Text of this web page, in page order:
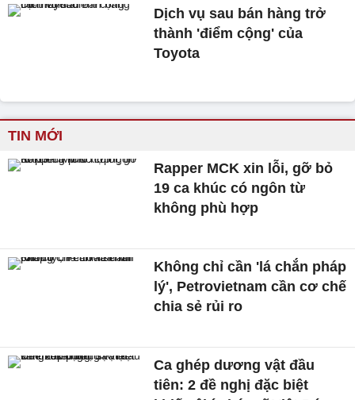
Dịch vụ sau bán hàng trở
thành 'điểm cộng' của
Toyota
TIN MỚI
Rapper MCK xin lỗi, gỡ bỏ
19 ca khúc có ngôn từ
không phù hợp
Không chỉ cần 'lá chắn pháp
lý', Petrovietnam cần cơ chế
chia sẻ rủi ro
Ca ghép dương vật đầu
tiên: 2 đề nghị đặc biệt